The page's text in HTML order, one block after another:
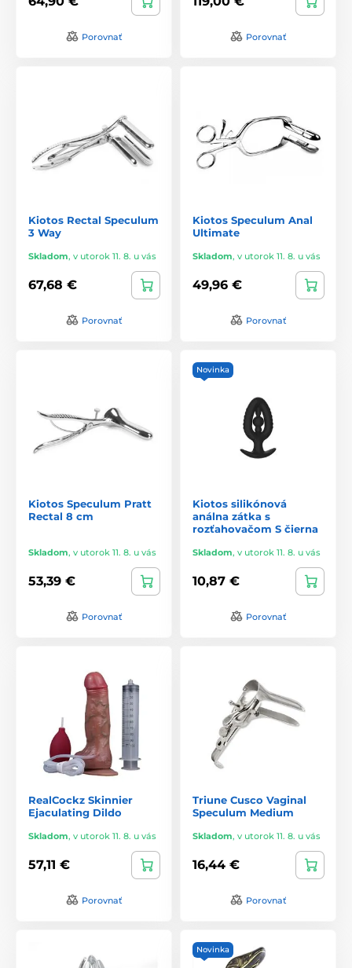
Porovnať Porovnať
Kiotos Rectal Speculum
3 Way
Skladom, v utorok 11. 8. u vás
67,68 €
Porovnať
Kiotos Speculum Anal
Ultimate
Skladom, v utorok 11. 8. u vás
49,96 €
Porovnať
Kiotos Speculum Pratt
Rectal 8 cm
Skladom, v utorok 11. 8. u vás
53,39 €
Porovnať
Novinka
Kiotos silikónová
análna zátka s
rozťahovačom S čierna
Skladom, v utorok 11. 8. u vás
10,87 €
Porovnať
RealCockz Skinnier
Ejaculating Dildo
Skladom, v utorok 11. 8. u vás
57,11 €
Porovnať
Triune Cusco Vaginal
Speculum Medium
Skladom, v utorok 11. 8. u vás
16,44 €
Porovnať
Novinka